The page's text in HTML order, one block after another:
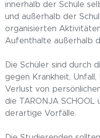
innerhalb der Schule
und außerhalb der
organisierten
Aufenthalte außerhalb
Die Schüler sind durch
gegen Krankheit,
Verlust von
die TARONJA
derartige Vorfälle.